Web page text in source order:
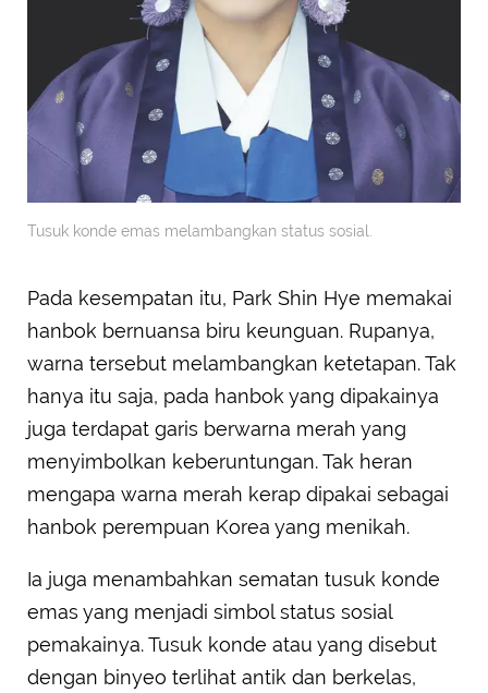
Tusuk konde emas melambangkan status sosial.
Pada kesempatan itu, Park Shin Hye memakai
hanbok bernuansa biru keunguan. Rupanya,
warna tersebut melambangkan ketetapan. Tak
hanya itu saja, pada hanbok yang dipakainya
juga terdapat garis berwarna merah yang
menyimbolkan keberuntungan. Tak heran
mengapa warna merah kerap dipakai sebagai
hanbok perempuan Korea yang menikah.
Ia juga menambahkan sematan tusuk konde
emas yang menjadi simbol status sosial
pemakainya. Tusuk konde atau yang disebut
dengan binyeo terlihat antik dan berkelas,